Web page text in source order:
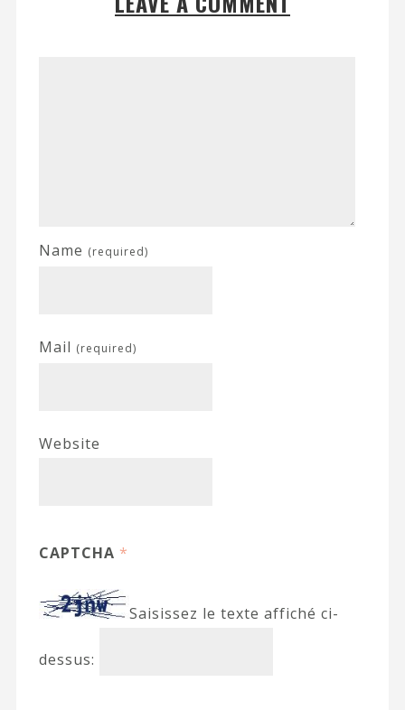
Name (required)
Mail (required)
Website
CAPTCHA *
Saisissez le texte affiché ci-
dessus: